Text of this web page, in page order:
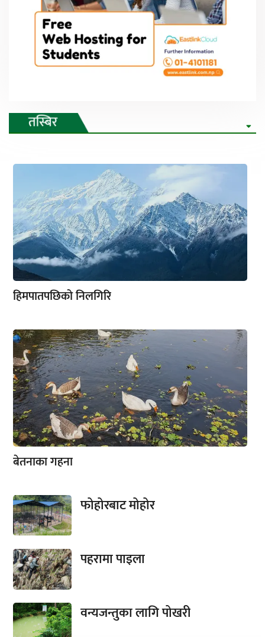
हिमपातपछिको निलगिरि
बेतनाका गहना
फोहोरबाट मोहोर
पहरामा पाइला
वन्यजन्तुका लागि पोखरी